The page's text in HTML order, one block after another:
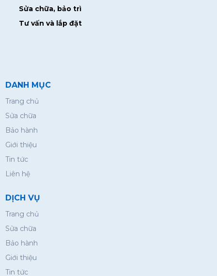
Sửa chữa, bảo trì
Tư vấn và lắp đặt
DANH MỤC
Trang chủ
Sửa chữa
Bảo hành
Giới thiệu
Tin tức
Liên hệ
DỊCH VỤ
Trang chủ
Sửa chữa
Bảo hành
Giới thiệu
Tin tức